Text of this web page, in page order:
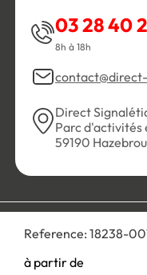
Reference: 18238-
à partir de
03 28 40
8h à 18h
Direct
Parc d'activités
59190
Personnaliser les